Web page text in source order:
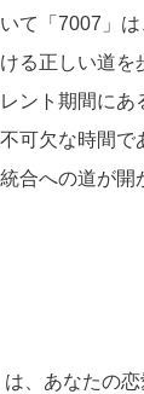
て「7007」
る正しい道を
ント期間にあ
可欠な時間で
合への道が開
、あなたの